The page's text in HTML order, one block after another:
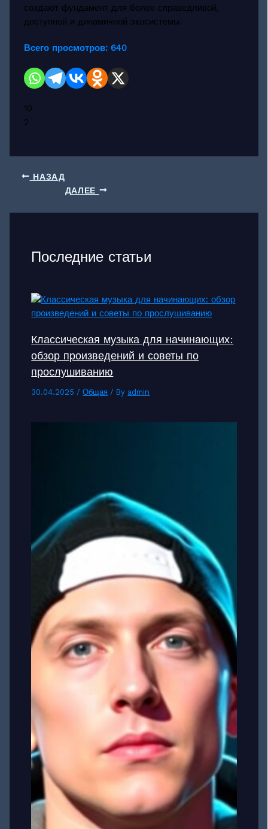
создают фундамент для более справедливой,
доступной и динамичной экосистемы.
Всего просмотров: 640
10
2
НАЗАД
ДАЛЕЕ
Последние статьи
Классическая музыка для начинающих:
обзор произведений и советы по
прослушиванию
30.04.2025/Общая / By admin